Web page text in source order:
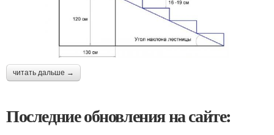
читать дальше →
Последние обновления на сайте: